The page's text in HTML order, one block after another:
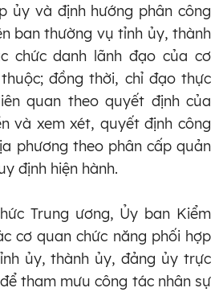
ủy và định hướng phân công
ban thường vụ tỉnh ủy, thành
chức danh lãnh đạo của cơ
đồng thời, chỉ đạo thực
quan theo quyết định của
và xem xét, quyết định công
phương theo phân cấp quản
định hiện hành.
Trung ương, Ủy ban Kiểm
cơ quan chức năng phối hợp
ủy, thành ủy, đảng ủy trực
tham mưu công tác nhân sự